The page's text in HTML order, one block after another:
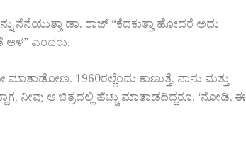
ನೆನೆಯುತ್ತಾ ಡಾ. ರಾಜ್ “ಕೆದಕುತ್ತಾ ಹೋದರೆ ಅದು
ಆಳ” ಎಂದರು.
1960ರಲ್ಲೆಂದು ಕಾಣುತ್ತೆ, ನಾನು ಮತ್ತು
ನೀವು ಆ ಚಿತ್ರದಲ್ಲಿ ಹೆಚ್ಚು ಮಾತಾಡದಿದ್ದರೂ, ‘ನೋಡಿ, ಈ